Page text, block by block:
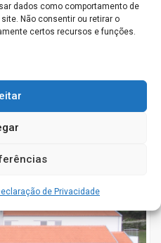
dados como comportamento de
Não consentir ou retirar o
certos recursos e funções.
de Privacidade
de Prados – Macedo de